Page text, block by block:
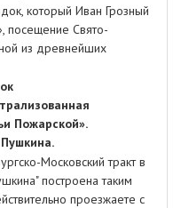
который Иван Грозный
посещение Свято-
из древнейших
Пожарской».
Московский тракт в
построена таким
проезжаете с